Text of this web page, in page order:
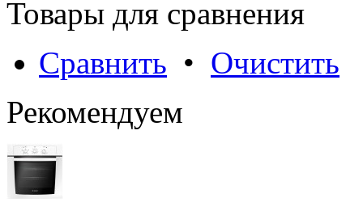
Товары для сравнения
Сравнить • Очистить
Рекомендуем